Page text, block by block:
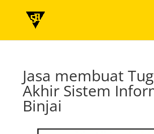
Jasa membuat
Akhir Sistem
Binjai